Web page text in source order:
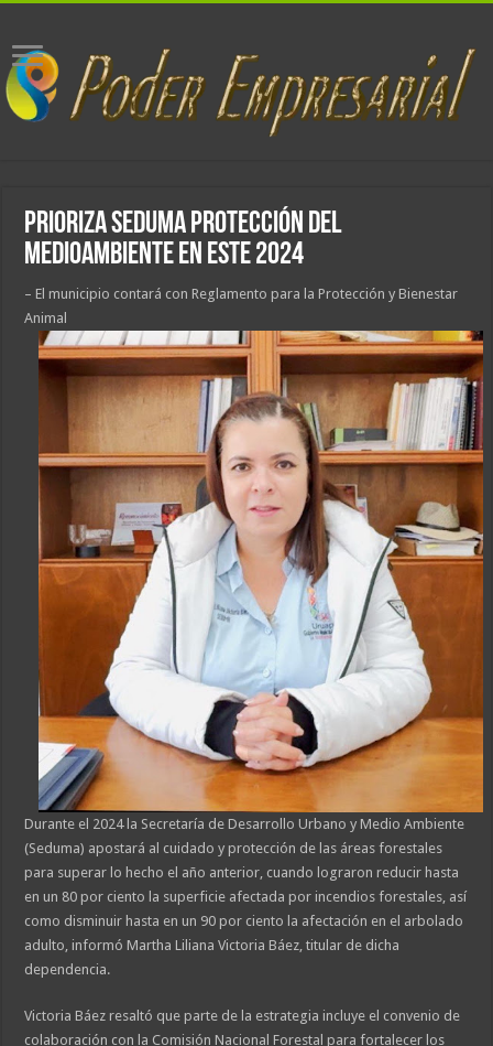
Prioriza Seduma protección del
medioambiente en este 2024
– El municipio contará con Reglamento para la Protección y Bienestar
Animal
Durante el 2024 la Secretaría de Desarrollo Urbano y Medio Ambiente
(Seduma) apostará al cuidado y protección de las áreas forestales
para superar lo hecho el año anterior, cuando lograron reducir hasta
en un 80 por ciento la superficie afectada por incendios forestales, así
como disminuir hasta en un 90 por ciento la afectación en el arbolado
adulto, informó Martha Liliana Victoria Báez, titular de dicha
dependencia.
Victoria Báez resaltó que parte de la estrategia incluye el convenio de
colaboración con la Comisión Nacional Forestal para fortalecer los